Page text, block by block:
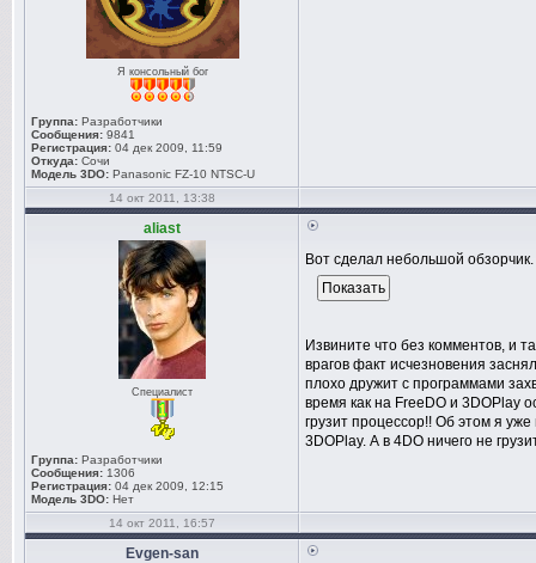
Я консольный бог
Группа: Разработчики
Сообщения: 9841
Регистрация: 04 дек 2009, 11:59
Откуда: Сочи
Модель 3DO: Panasonic FZ-10 NTSC-U
14 окт 2011, 13:38
aliast
Специалист
Группа: Разработчики
Сообщения: 1306
Регистрация: 04 дек 2009, 12:15
Модель 3DO: Нет
Вот сделал небольшой
Извините что без комментов, и
врагов факт исчезновения
плохо дружит с программами
время как на FreeDO и 3DOPlay
грузит процессор!! Об этом я уже
3DOPlay. А в 4DO ничего не
14 окт 2011, 16:57
Evgen-san